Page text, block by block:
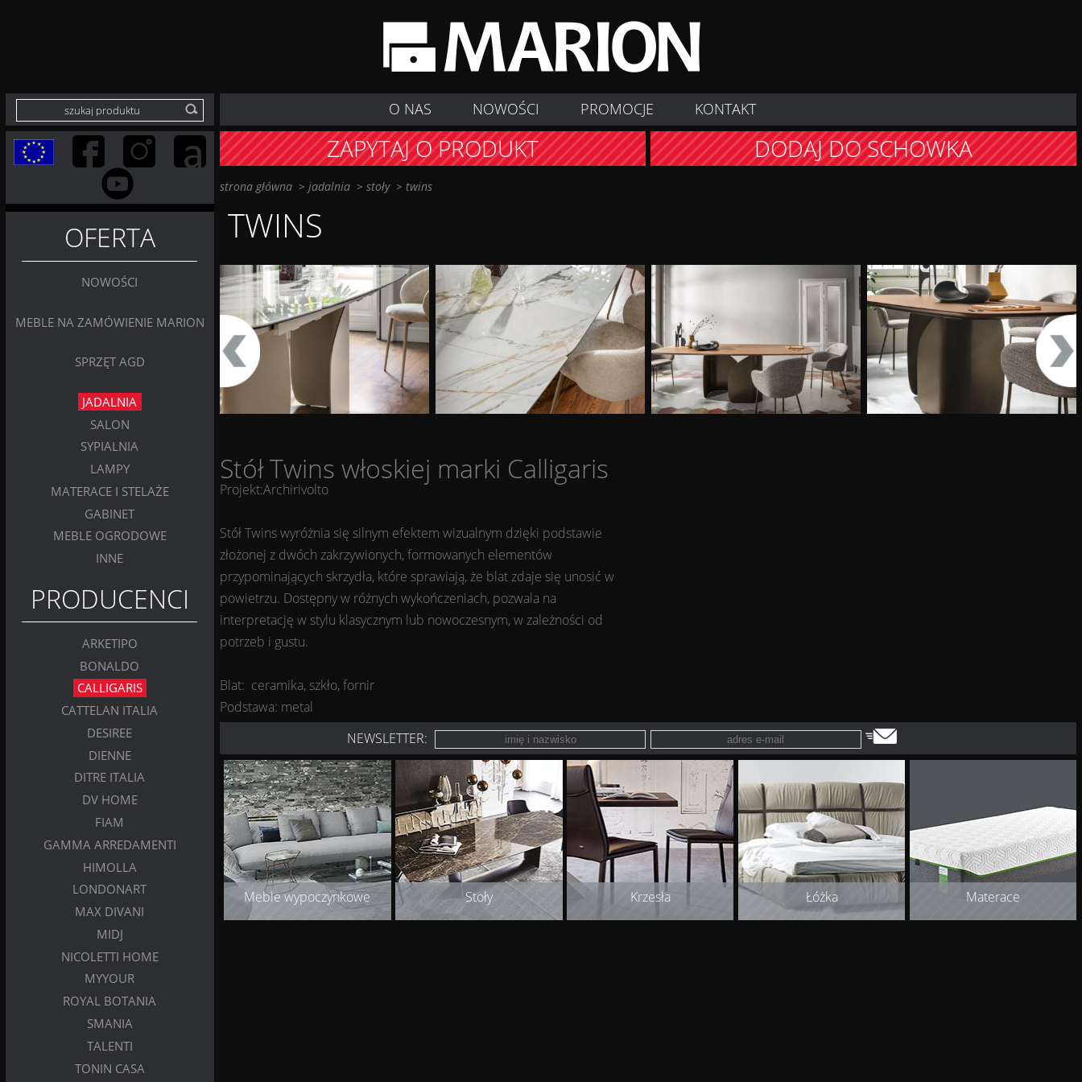
O NAS NOWOŚCI PROMOCJE KONTAKT
OFERTA
NOWOŚCI
MEBLE NA ZAMÓWIENIE MARION
SPRZĘT AGD
JADALNIA
SALON
SYPIALNIA
LAMPY
MATERACE I STELAŻE
GABINET
MEBLE OGRODOWE
INNE
PRODUCENCI
ARKETIPO
BONALDO
CALLIGARIS
CATTELAN ITALIA
DESIREE
DIENNE
DITRE ITALIA
DV HOME
FIAM
GAMMA ARREDAMENTI
HIMOLLA
LONDONART
MAX DIVANI
MIDJ
NICOLETTI HOME
MYYOUR
ROYAL BOTANIA
SMANIA
TALENTI
TONIN CASA
ZAPYTAJ O PRODUKT DODAJ DO SCHOWKA
strona główna> jadalnia> stoły> twins
TWINS
StółTwins włoskiej marki Calligaris
Projekt:Archirivolto
Stół Twins wyróżnia się silnym efektem wizualnym dzięki podstawie
złożonej z dwóch zakrzywionych, formowanych elementów
przypominających skrzydła, które sprawiają, że blat zdaje się unosić w
powietrzu. Dostępny w różnych wykończeniach, pozwala na
interpretację w stylu klasycznym lub nowoczesnym, w zależności od
potrzeb i gustu.
Blat: ceramika, szkło, fornir
Podstawa: metal
NEWSLETTER:
Meble wypoczynkowe Stoły Krzesła Łóżka Materace